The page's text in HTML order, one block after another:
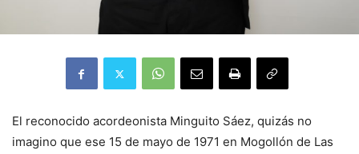
El reconocido acordeonista Minguito Sáez, quizás no
imagino que ese 15 de mayo de 1971 en Mogollón de Las